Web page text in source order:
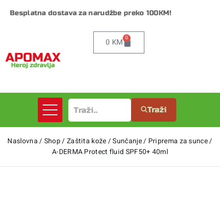
Besplatna dostava za narudžbe preko 100KM!
0 KM 0
Traži
Naslovna/Shop/Zaštita kože/Sunčanje/ Priprema za sunce/
A-DERMA Protect fluid SPF50+ 40ml